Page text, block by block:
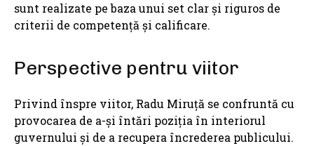
sunt realizate pe baza unui set clar și riguros de
criterii de competență și calificare.
Perspective pentru viitor
Privind înspre viitor, Radu Miruță se confruntă cu
provocarea de a-și întări poziția în interiorul
guvernului și de a recupera încrederea publicului.